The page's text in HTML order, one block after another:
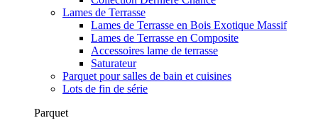
Lames de Terrasse
Lames de Terrasse en Bois Exotique Massif
Lames de Terrasse en Composite
Accessoires lame de terrasse
Saturateur
Parquet pour salles de bain et cuisines
Lots de fin de série
Parquet